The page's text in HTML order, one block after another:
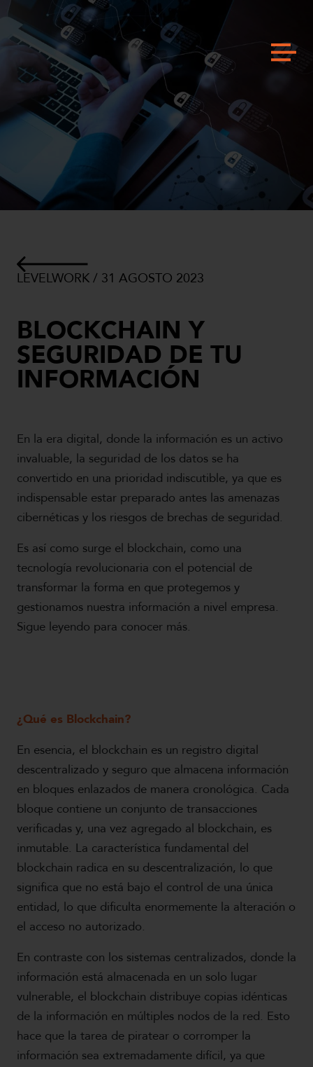
LEVELWORK / 31 AGOSTO 2023
BLOCKCHAIN Y
SEGURIDAD DE TU
INFORMACIÓN
En la era digital, donde la información es un activo
invaluable, la seguridad de los datos se ha
convertido en una prioridad indiscutible, ya que es
indispensable estar preparado antes las amenazas
cibernéticas y los riesgos de brechas de seguridad.
Es así como surge el blockchain, como una
tecnología revolucionaria con el potencial de
transformar la forma en que protegemos y
gestionamos nuestra información a nivel empresa.
Sigue leyendo para conocer más.
¿Qué es Blockchain?
En esencia, el blockchain es un registro digital
descentralizado y seguro que almacena información
en bloques enlazados de manera cronológica. Cada
bloque contiene un conjunto de transacciones
verificadas y, una vez agregado al blockchain, es
inmutable. La característica fundamental del
blockchain radica en su descentralización, lo que
significa que no está bajo el control de una única
entidad, lo que dificulta enormemente la alteración o
el acceso no autorizado.
En contraste con los sistemas centralizados, donde la
información está almacenada en un solo lugar
vulnerable, el blockchain distribuye copias idénticas
de la información en múltiples nodos de la red. Esto
hace que la tarea de piratear o corromper la
información sea extremadamente difícil, ya que